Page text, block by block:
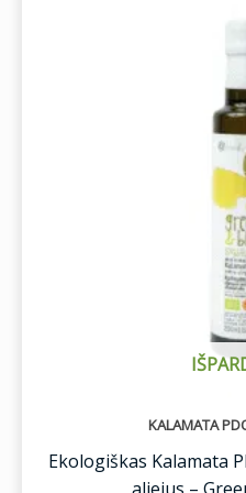
KALAMATA
Ekologiškas Kalamata